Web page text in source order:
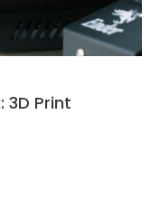
3D Print